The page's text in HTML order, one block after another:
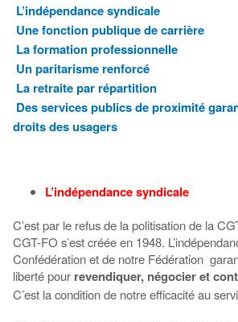
L’indépendance syndicale
Une fonction publique de carrière
La formation professionnelle
Un paritarisme renforcé
La retraite par répartition
Des services publics de proximité
droits des usagers
L’indépendance syndicale
C’est par le refus de la politisation de la
CGT-FO s’est créée en 1948.
Confédération et de notre Fédération
liberté pour revendiquer, négocier et
C’est la condition de notre efficacité au